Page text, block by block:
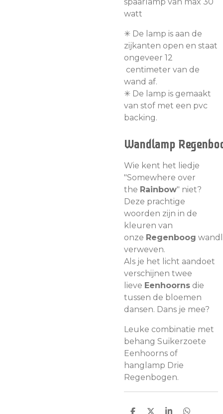
watt
✳︎ De lamp is aan de
zijkanten open en staat
ongeveer 12
centimeter van de
wand af.
✳︎ De lamp is gemaakt
van stof met een pvc
backing.
Wandlamp
Wie kent het liedje
"Somewhere over
the Rainbow" niet?
Deze prachtige
woorden zijn in de
kleuren van
onze Regenboog
verweven.
Als je het licht aandoet
verschijnen twee
lieve Eenhoorns die
tussen de bloemen
dansen. Dans je mee?
Leuke combinatie met
behang Suikerzoete
Eenhoorns of
hanglamp Drie
Regenbogen.